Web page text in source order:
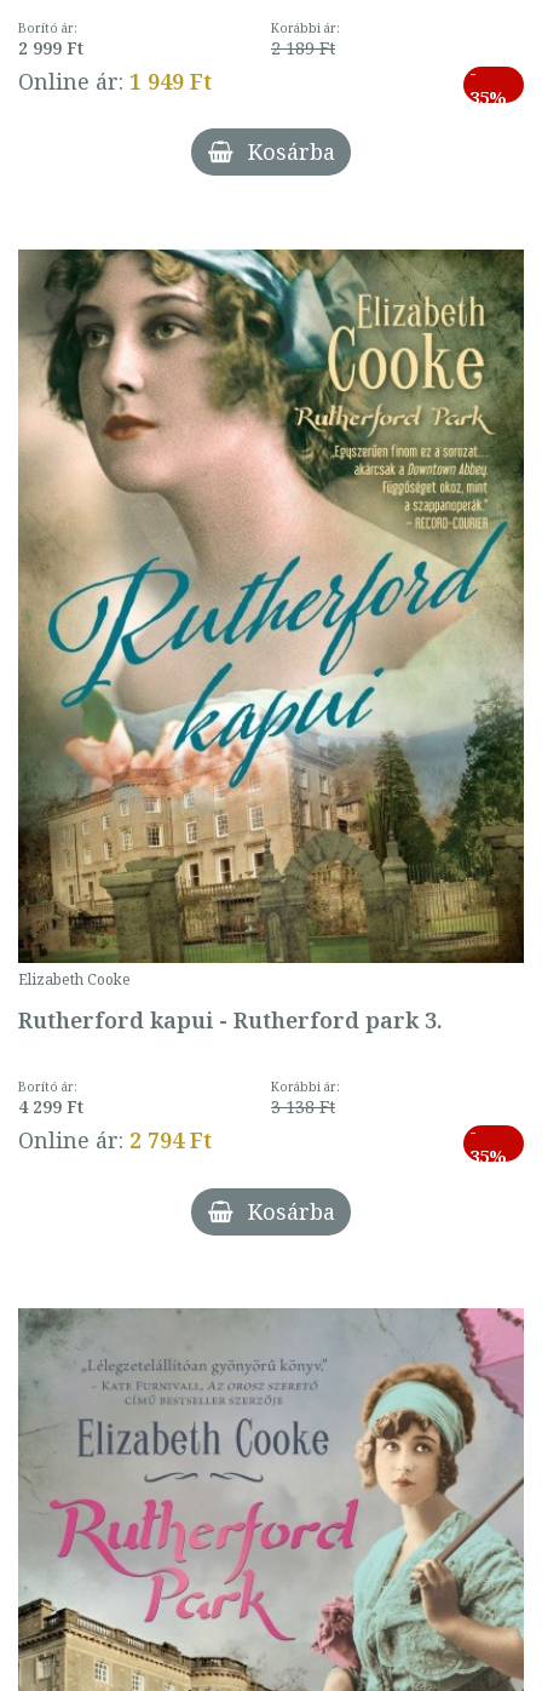
Borító ár:
2 999 Ft
Korábbi ár:
2 189 Ft
Online ár: 1 949 Ft
-
35%
Kosárba
Elizabeth Cooke
Rutherford kapui - Rutherford park 3.
Borító ár:
4 299 Ft
Korábbi ár:
3 138 Ft
Online ár: 2 794 Ft
-
35%
Kosárba